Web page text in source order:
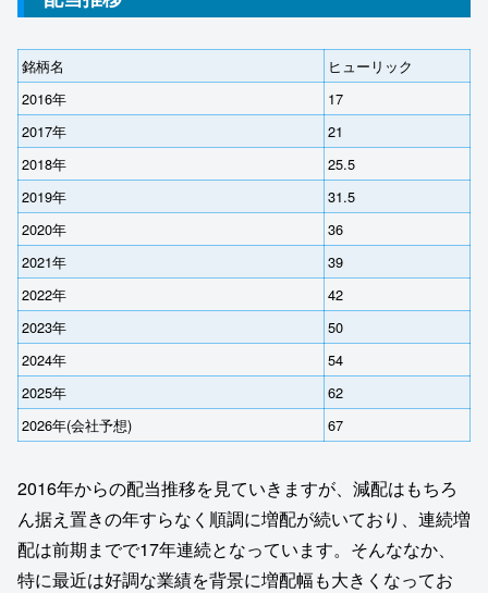
銘柄名
ヒューリック
2016年
17
2017年
21
2018年
25.5
2019年
31.5
2020年
36
2021年
39
2022年
42
2023年
50
2024年
54
2025年
62
2026年(会社予想)
67
2016年からの配当推移を見ていきますが、減配はもちろ
ん据え置きの年すらなく順調に増配が続いており、連続増
配は前期までで17年連続となっています。そんななか、
特に最近は好調な業績を背景に増配幅も大きくなってお